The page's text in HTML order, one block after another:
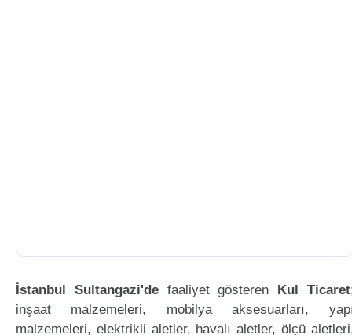
İstanbul Sultangazi'defaaliyet gösteren Kul Ticaret
inşaat malzemeleri, mobilya aksesuarları,
malzemeleri, elektrikli aletler, havalı aletler, ölçü